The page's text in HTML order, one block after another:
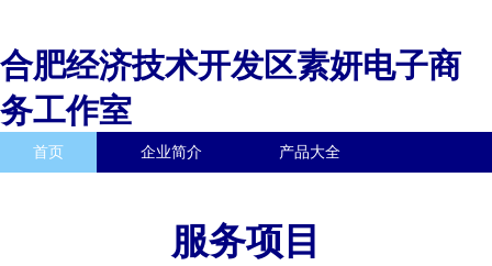
合肥经济技术开发区素妍电子商
务工作室
首页 企业简介 产品大全
服务项目